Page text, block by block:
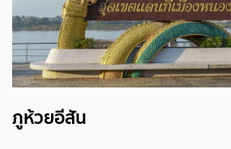
ภูห้วยอีสัน